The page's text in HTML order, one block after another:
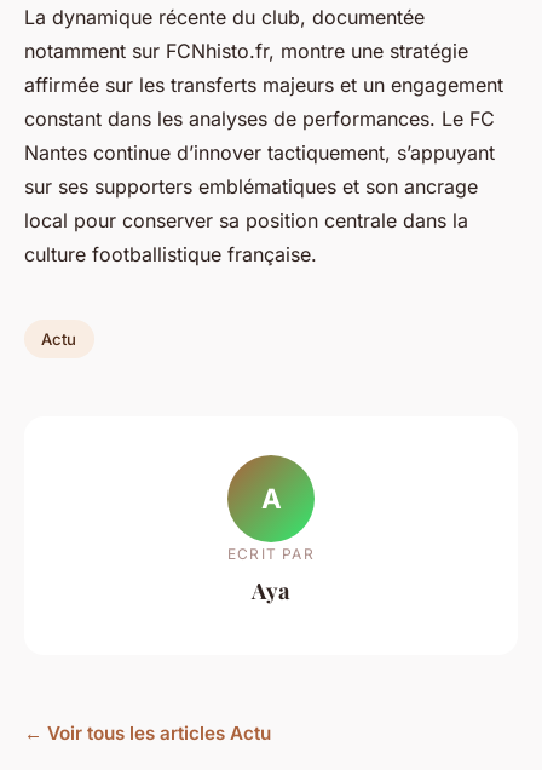
La dynamique récente du club, documentée
notamment sur FCNhisto.fr, montre une stratégie
affirmée sur les transferts majeurs et un engagement
constant dans les analyses de performances. Le FC
Nantes continue d’innover tactiquement, s’appuyant
sur ses supporters emblématiques et son ancrage
local pour conserver sa position centrale dans la
culture footballistique française.
Actu
A
ECRIT PAR
Aya
← Voir tous les articles Actu